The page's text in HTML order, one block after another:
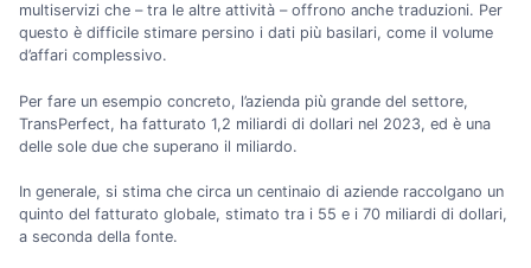
multiservizi che – tra le altre attività – offrono anche traduzioni. Per
questo è difficile stimare persino i dati più basilari, come il volume
d’affari complessivo.
Per fare un esempio concreto, l’azienda più grande del settore,
TransPerfect, ha fatturato 1,2 miliardi di dollari nel 2023, ed è una
delle sole due che superano il miliardo.
In generale, si stima che circa un centinaio di aziende raccolgano un
quinto del fatturato globale, stimato tra i 55 e i 70 miliardi di dollari,
a seconda della fonte.